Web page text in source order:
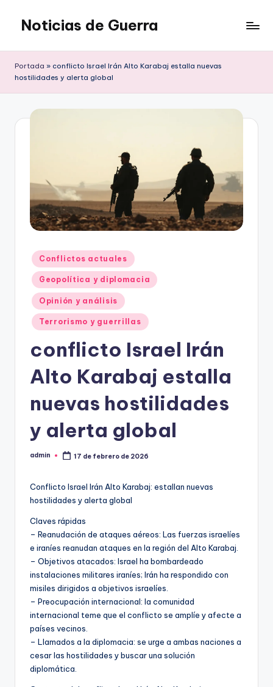
Saltar
contenido
Noticias de Guerra
Portada » conflicto Israel Irán Alto Karabaj estalla nuevas
hostilidades y alerta global
Publicado
en
Conflictos actuales
Geopolítica y diplomacia
Opinión y análisis
Terrorismo y guerrillas
conflicto Israel Irán
Alto Karabaj estalla
nuevas hostilidades
y alerta global
Publicado
admin 17 de febrero de 2026
Conflicto Israel Irán Alto Karabaj: estallan nuevas
hostilidades y alerta global
Claves rápidas
– Reanudación de ataques aéreos: Las fuerzas israelíes
e iraníes reanudan ataques en la región del Alto Karabaj.
– Objetivos atacados: Israel ha bombardeado
instalaciones militares iraníes; Irán ha respondido con
misiles dirigidos a objetivos israelíes.
– Preocupación internacional: la comunidad
internacional teme que el conflicto se amplíe y afecte a
países vecinos.
– Llamados a la diplomacia: se urge a ambas naciones a
cesar las hostilidades y buscar una solución
diplomática.